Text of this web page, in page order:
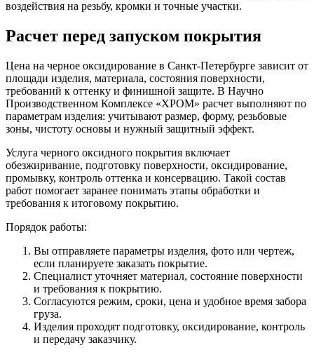
воздействия на резьбу, кромки и точные участки.
Расчет перед запуском покрытия
Цена на черное оксидирование в Санкт-Петербурге зависит от
площади изделия, материала, состояния поверхности,
требований к оттенку и финишной защите. В Научно
Производственном Комплексе «ХРОМ» расчет выполняют по
параметрам изделия: учитывают размер, форму, резьбовые
зоны, чистоту основы и нужный защитный эффект.
Услуга черного оксидного покрытия включает
обезжиривание, подготовку поверхности, оксидирование,
промывку, контроль оттенка и консервацию. Такой состав
работ помогает заранее понимать этапы обработки и
требования к итоговому покрытию.
Порядок работы:
Вы отправляете параметры изделия, фото или чертеж,
если планируете заказать покрытие.
Специалист уточняет материал, состояние поверхности
и требования к покрытию.
Согласуются режим, сроки, цена и удобное время забора
груза.
Изделия проходят подготовку, оксидирование, контроль
и передачу заказчику.